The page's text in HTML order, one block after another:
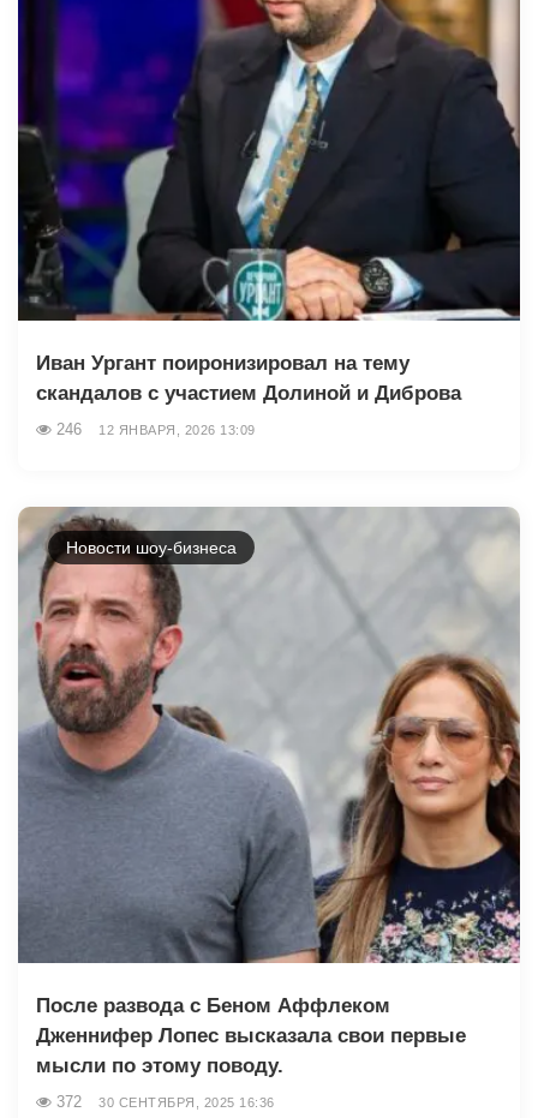
Иван Ургант поиронизировал на тему
скандалов с участием Долиной и Диброва
246 12 ЯНВАРЯ, 2026 13:09
Новости шоу-бизнеса
После развода с Беном Аффлеком
Дженнифер Лопес высказала свои первые
мысли по этому поводу.
372 30 СЕНТЯБРЯ, 2025 16:36